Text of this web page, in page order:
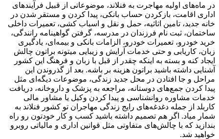
در ماه‌های اولیه مهاجرت به فنلاند، موضوعاتی از قبیل فرآیندهای
اداری اقامت، بازکردن حساب بانکی، پیدا کردن و مستقر شدن در
خانه جدید، تامین اثاثیه، حمل و نقل و اسباب کشی، تعمیرات داخلی
ساختمان، ثبت نام فرزندان در مدرسه، گرفتن گواهینامه رانندگی،
خرید خودرو، تعمیرات خودرو، الزامات بانکی و بیمه‌ای، یادگیری
زبان، کاریابی و حتی خدمات آرایش و زیبایی میتونه براتون چالش
ایجاد کنه و بسته به اینکه چقدر از قبل با زبان و فرهنگ این کشور
آشنایی داشته باشید براتون هزینه بر باشه. بعد از گذروندن این
مراحل و جا افتادن در محل جدید زندگی، موضوعات دیگه‌ای مثل
پیدا کردن جمع‌های دوستانه، مراجعه به پزشک و داروخانه، دریافت
خدمات مشاوره روانشناسی و پیدا کردن وکیل یا مشاور مالی
کاربلد از جمله دغدغه‌های رایج زندگی مهاجران تو کشور فنلاند به
شمار میاد. اگر هم تصمیم داشته باشید کسب و کار خودتون رو راه
بندازید که با چالش‌های متفاوتی مثل قوانین اداری و مالیاتی روبرو
خواهید شد.